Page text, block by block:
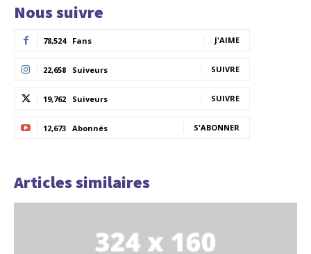
Nous suivre
78,524 Fans J'AIME
22,658 Suiveurs SUIVRE
19,762 Suiveurs SUIVRE
12,673 Abonnés S'ABONNER
Articles similaires